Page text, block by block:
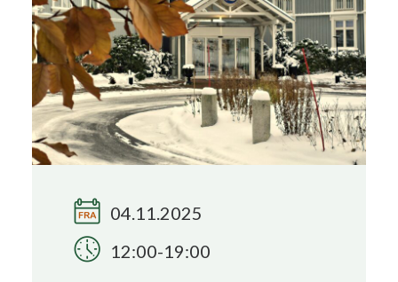
Über uns
KONTAKTIEREN UNS
Search
04.11.2025
12:00-19:00